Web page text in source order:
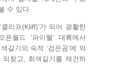
수 있다.
리프(Kliff)’가 되어 광활한
픈월드 ‘파이웰’ 대륙에서
갈기의 숙적 ‘검은곰’에 의
찾고, 회색갈기를 재건하